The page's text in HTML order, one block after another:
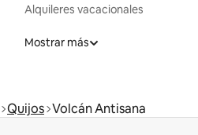
Alquileres vacacionales
Mostrar más
Quijos Volcán Antisana